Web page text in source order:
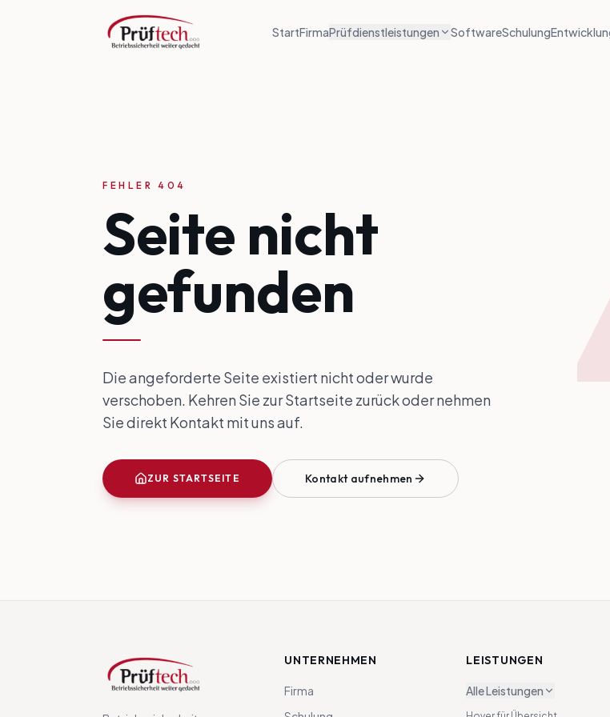
StartFirmaPrüfdienstleistungen SoftwareSchulung
FEHLER 404
Seite nicht
gefunden
Die angeforderte Seite existiert nicht oder wurde
verschoben. Kehren Sie zur Startseite zurück oder nehmen
Sie direkt Kontakt mit uns auf.
ZUR STARTSEITE Kontakt aufnehmen
UNTERNEHMEN
Firma
LEISTUNGEN
Alle Leistungen